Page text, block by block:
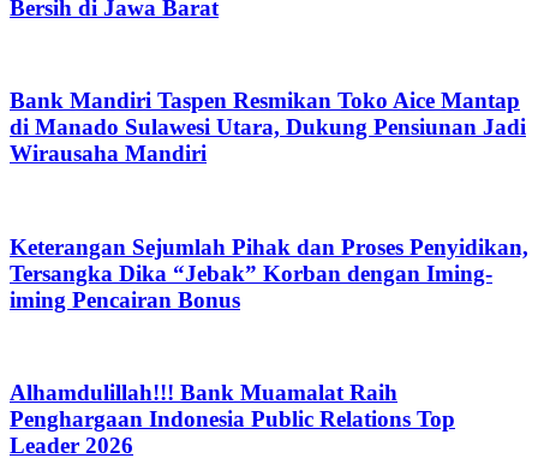
Bersih di Jawa Barat
Bank Mandiri Taspen Resmikan Toko Aice Mantap
di Manado Sulawesi Utara, Dukung Pensiunan Jadi
Wirausaha Mandiri
Keterangan Sejumlah Pihak dan Proses Penyidikan,
Tersangka Dika “Jebak” Korban dengan Iming-
iming Pencairan Bonus
Alhamdulillah!!! Bank Muamalat Raih
Penghargaan Indonesia Public Relations Top
Leader 2026